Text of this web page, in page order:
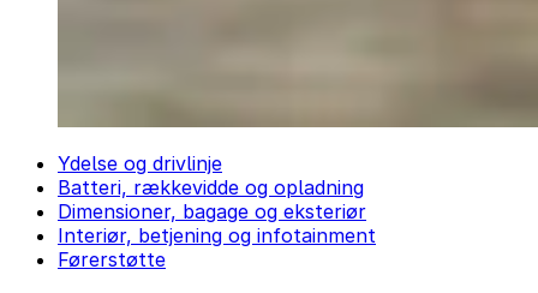
Ydelse og drivlinje
Batteri, rækkevidde og opladning
Dimensioner, bagage og eksteriør
Interiør, betjening og infotainment
Førerstøtte